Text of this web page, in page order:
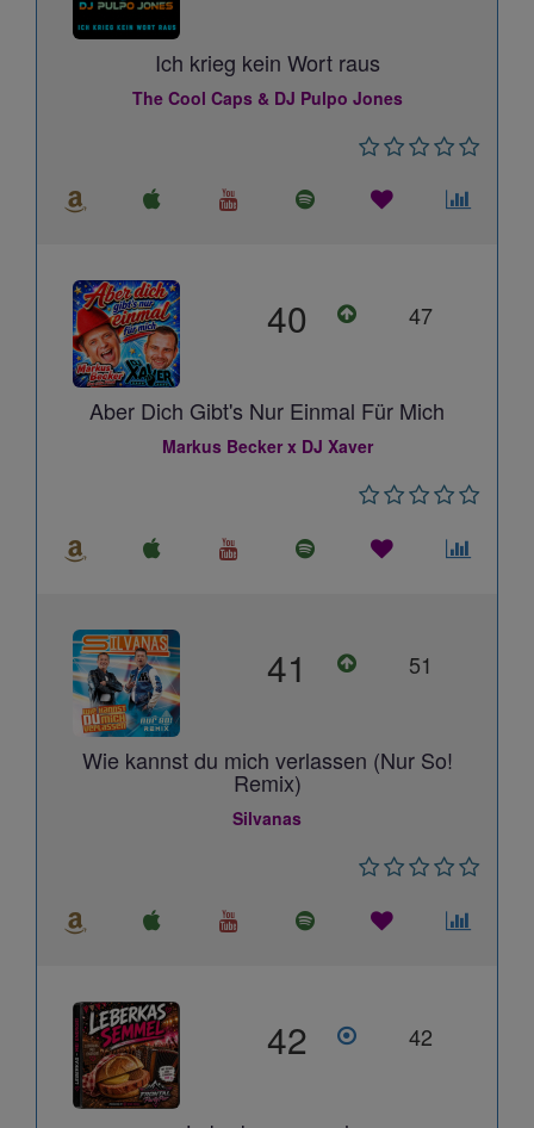
Ich krieg kein Wort raus
The Cool Caps & DJ Pulpo Jones
40 47
Aber Dich Gibt's Nur Einmal Für Mich
Markus Becker x DJ Xaver
41 51
Wie kannst du mich verlassen (Nur So!
Remix)
Silvanas
42 42